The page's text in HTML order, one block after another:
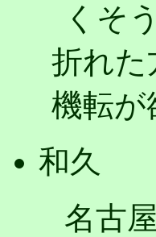
くそ
折れた
機転が
和久
名古